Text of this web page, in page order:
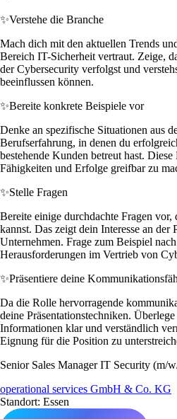
✨Verstehe die Branche
Mach dich mit den aktuellen Trends
Bereich IT-Sicherheit vertraut. Zeige,
der Cybersecurity verfolgst und
beeinflussen können.
✨Bereite konkrete Beispiele vor
Denke an spezifische Situationen aus
Berufserfahrung, in denen du
bestehende Kunden betreut hast.
Fähigkeiten und Erfolge greifbar zu
✨Stelle Fragen
Bereite einige durchdachte Fragen
kannst. Das zeigt dein Interesse an der
Unternehmen. Frage zum Beispiel
Herausforderungen im Vertrieb von
✨Präsentiere deine
Da die Rolle hervorragende
deine Präsentationstechniken.
Informationen klar und verständlich
Eignung für die Position zu
Senior Sales Manager IT Security (m/
operational services GmbH & Co. KG
Standort: Essen